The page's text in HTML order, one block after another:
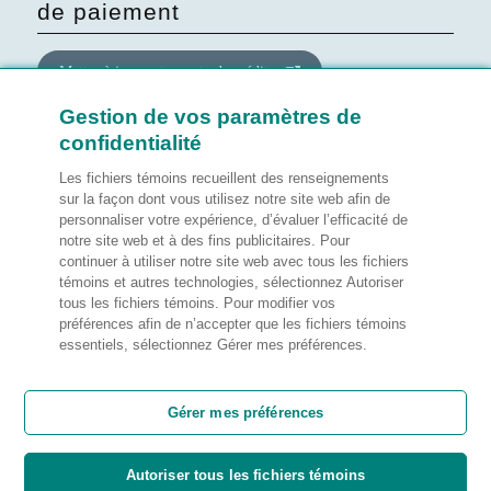
de paiement
Mettre à jour votre carte de crédit
Mettre à jour le consentement
quant au site Web
Gérer mes préférences
Notes légales
Gestion de vos paramètres de
confidentialité
Les fichiers témoins recueillent des renseignements
sur la façon dont vous utilisez notre site web afin de
personnaliser votre expérience, d’évaluer l’efficacité de
notre site web et à des fins publicitaires. Pour
continuer à utiliser notre site web avec tous les fichiers
témoins et autres technologies, sélectionnez Autoriser
tous les fichiers témoins. Pour modifier vos
préférences afin de n’accepter que les fichiers témoins
essentiels, sélectionnez Gérer mes préférences.
Gérer mes préférences
Autoriser tous les fichiers témoins